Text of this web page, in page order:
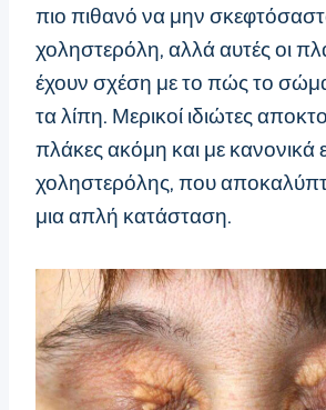
πιο πιθανό να μην
χοληστερόλη, αλλά αυτές οι
έχουν σχέση με το πώς το σώμα
τα λίπη. Μερικοί ιδιώτες
πλάκες ακόμη και με κανονικά
χοληστερόλης, που
μια απλή κατάσταση.